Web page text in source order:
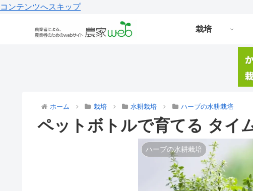
コンテンツへスキップ
栽培
ホーム 栽培 水耕栽培 ハーブの水耕栽培
ペットボトルで育てる タイ
ハーブの水耕栽培